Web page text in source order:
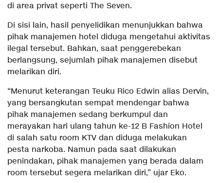
di area privat seperti The Seven.
Di sisi lain, hasil penyelidikan menunjukkan bahwa
pihak manajemen hotel diduga mengetahui aktivitas
ilegal tersebut. Bahkan, saat penggerebekan
berlangsung, sejumlah pihak manajemen disebut
melarikan diri.
“Menurut keterangan Teuku Rico Edwin alias Dervin,
yang bersangkutan sempat mendengar bahwa
pihak manajemen sedang berkumpul dan
merayakan hari ulang tahun ke-12 B Fashion Hotel
di salah satu room KTV dan diduga melakukan
pesta narkoba. Namun pada saat dilakukan
penindakan, pihak manajemen yang berada dalam
room tersebut segera melarikan diri,” ujar Eko.